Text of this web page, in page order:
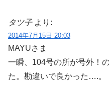
タツ子 より:
2014年7月15日 20:03
MAYUさま
一瞬、104号の所が号外！
た。勘違いで良かった….。